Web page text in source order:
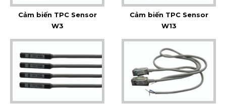
Cảm biến TPC Sensor
W3
Cảm biến TPC Sensor
W13